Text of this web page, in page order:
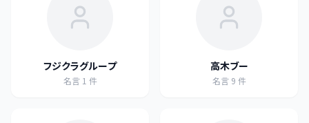
フジクラグループ
名言 1 件
高木ブー
名言 9 件